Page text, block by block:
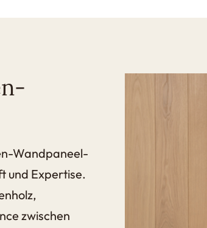
Wandpaneel-
und Expertise.
zwischen